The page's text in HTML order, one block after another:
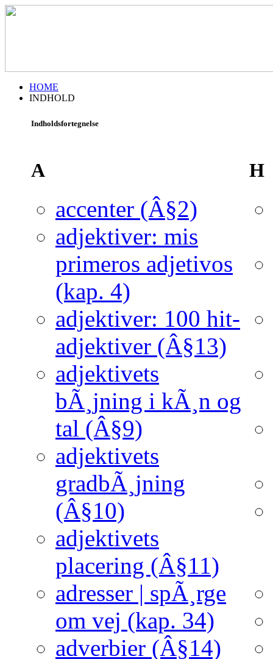
HOME
INDHOLD
Indholdsfortegnelse
A
accenter (Â§2)
adjektiver: mis
primeros adjetivos
(kap. 4)
adjektiver: 100 hit-
adjektiver (Â§13)
adjektivets
bÃ¸jning i kÃ¸n og
tal (Â§9)
adjektivets
gradbÃ¸jning
(Â§10)
adjektivets
placering (Â§11)
adresser | spÃ¸rge
om vej (kap. 34)
adverbier (Â§14)
H